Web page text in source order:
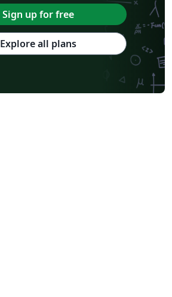
Sign up for free
Explore all plans